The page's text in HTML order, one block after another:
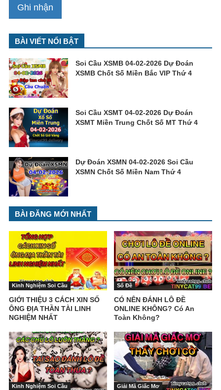
BÀI VIẾT NỔI BẬT
Soi Cầu XSMB 04-02-2026 Dự Đoán
XSMB Chốt Số Miền Bắc VIP Thứ 4
Soi Cầu XSMT 04-02-2026 Dự Đoán
XSMT Miền Trung Chốt Số MT Thứ 4
Dự Đoán XSMN 04-02-2026 Soi Cầu
XSMN Chốt Số Miền Nam Thứ 4
BÀI ĐĂNG MỚI NHẤT
Kinh Nghiệm Soi Cầu
GIỚI THIỆU 3 CÁCH XIN SỐ
ÔNG ĐỊA THẦN TÀI LINH
NGHIỆM NHẤT
Số Đề
CÓ NÊN ĐÁNH LÔ ĐỀ
ONLINE KHÔNG? Có An
Toàn Không?
Kinh Nghiệm Soi Cầu Giải Mã Giấc Mơ